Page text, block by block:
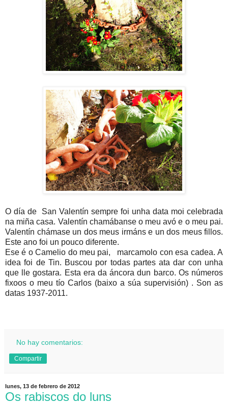
O día de San Valentín sempre foi unha data moi celebrada
na miña casa. Valentín chamábanse o meu avó e o meu pai.
Valentín chámase un dos meus irmáns e un dos meus fillos.
Este ano foi un pouco diferente.
Ese é o Camelio do meu pai, marcamolo con esa cadea. A
idea foi de Tin. Buscou por todas partes ata dar con unha
que lle gostara. Esta era da áncora dun barco. Os números
fixoos o meu tío Carlos (baixo a súa supervisión) . Son as
datas 1937-2011.
No hay comentarios:
Compartir
lunes, 13 de febrero de 2012
Os rabiscos do luns